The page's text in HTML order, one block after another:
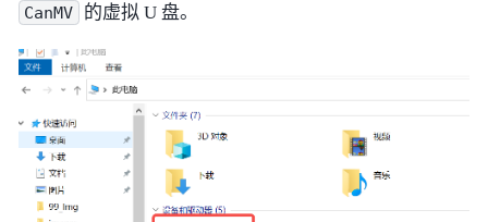
CanMV 的虚拟 U 盘。